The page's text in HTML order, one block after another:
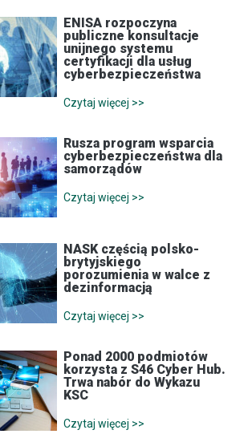
ENISA rozpoczyna
publiczne konsultacje
unijnego systemu
certyfikacji dla usług
cyberbezpieczeństwa
Czytaj więcej >>
Rusza program wsparcia
cyberbezpieczeństwa dla
samorządów
Czytaj więcej >>
NASK częścią polsko-
brytyjskiego
porozumienia w walce z
dezinformacją
Czytaj więcej >>
Ponad 2000 podmiotów
korzysta z S46 Cyber Hub.
Trwa nabór do Wykazu
KSC
Czytaj więcej >>